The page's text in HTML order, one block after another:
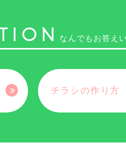
なんでもお答え
チラシの作り方